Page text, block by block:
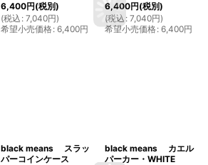
6,400円(税別)
(税込 : 7,040円)
希望小売価格: 6,400円
6,400円(税別)
(税込 : 7,040円)
希望小売価格: 6,400円
black means スラッ
パーコインケース
black means カエル
パーカー・WHITE